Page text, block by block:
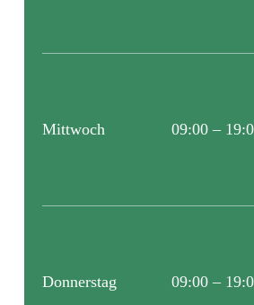
Mittwoch 09:00 –
Donnerstag 09:00 –